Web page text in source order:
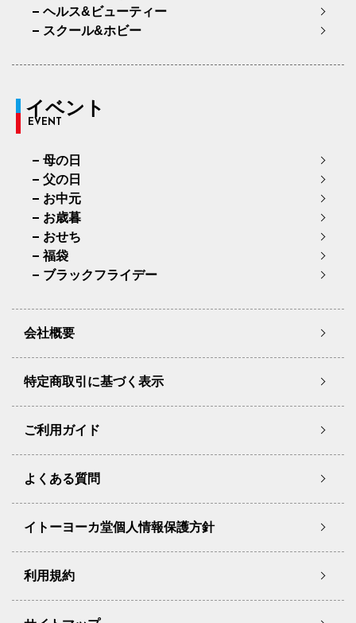
ヘルス&ビューティー
スクール&ホビー
イベント
EVENT
母の日
父の日
お中元
お歳暮
おせち
福袋
ブラックフライデー
会社概要
特定商取引に基づく表示
ご利用ガイド
よくある質問
イトーヨーカ堂個人情報保護方針
利用規約